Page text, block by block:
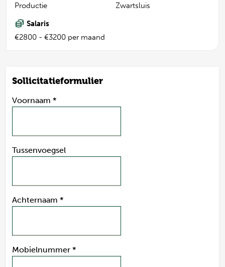
Productie
Zwartsluis
Salaris
€2800 - €3200 per maand
Sollicitatieformulier
Voornaam *
Tussenvoegsel
Achternaam *
Mobielnummer *